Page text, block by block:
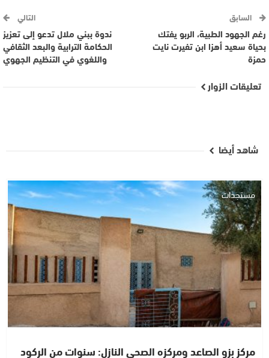
السابق
رغم الجهود الطبية، الربو يفتك
بحياة سعيد أهزا ابن تفيرت نايت
حمزة
التالي
ندوة ببني ملال تدعو إلى تعزيز
الحكامة الترابية والبعد الثقافي
واللغوي في التنظيم الجهوي
تعليقات الزوار
شاهد أيضا
مستجدات
مركز بزو الصاعد ومركزه الصحي النازل: سنوات من الركود